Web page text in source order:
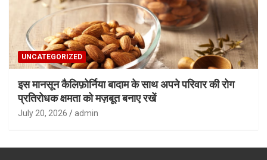
UNCATEGORIZED
इस मानसून कैलिफ़ोर्निया बादाम के साथ अपने परिवार की रोग
प्रतिरोधक क्षमता को मज़बूत बनाए रखें
July 20, 2026 admin